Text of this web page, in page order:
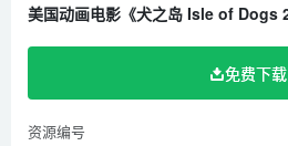
免费下载
资源编号